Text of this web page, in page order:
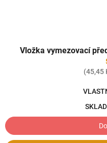
Vložka vymezovací
(45,45